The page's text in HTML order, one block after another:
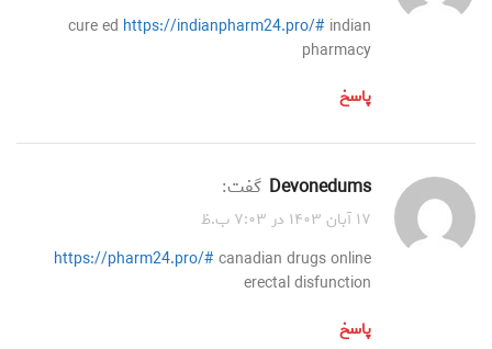
cure ed https://indianpharm24.pro/# indian
pharmacy
پاسخ
Devonedums گفت:
۱۷ آبان ۱۴۰۳ در ۷:۰۳ ب.ظ
https://pharm24.pro/#canadian drugs online
erectal disfunction
پاسخ